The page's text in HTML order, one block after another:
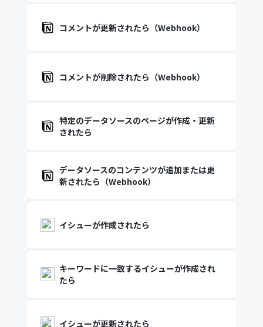
コメントが更新されたら（Webhook）
コメントが削除されたら（Webhook）
特定のデータソースのページが作成・更新
されたら
データソースのコンテンツが追加または更
新されたら（Webhook）
イシューが作成されたら
キーワードに一致するイシューが作成され
たら
イシューが更新されたら